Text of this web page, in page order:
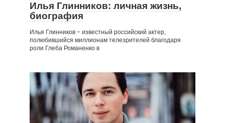
Илья Глинников: личная жизнь,
биография
Илья Глинников − известный российский актер,
полюбившийся миллионам телезрителей благодаря
роли Глеба Романенко в